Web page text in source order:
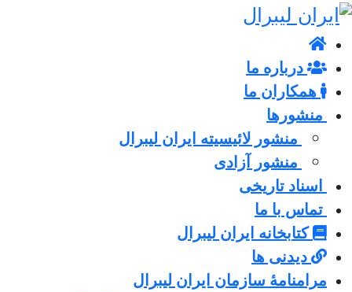
درباره ما
همکاران ما
منشورها
منشور لائیسیته ایران لیبرال
منشور آزادی
اسناد تاریخی
تماس با ما
کتابخانه ایران لیبرال
دیدنی ها
مرامنامۀ سازمان ایران لیبرال